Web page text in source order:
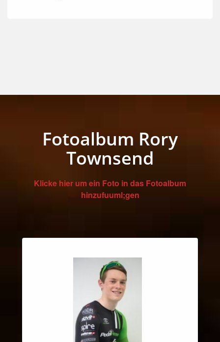
Fotoalbum Rory
Townsend
Klicke hier um ein Foto in das Fotoalbum
hinzufuuml;gen